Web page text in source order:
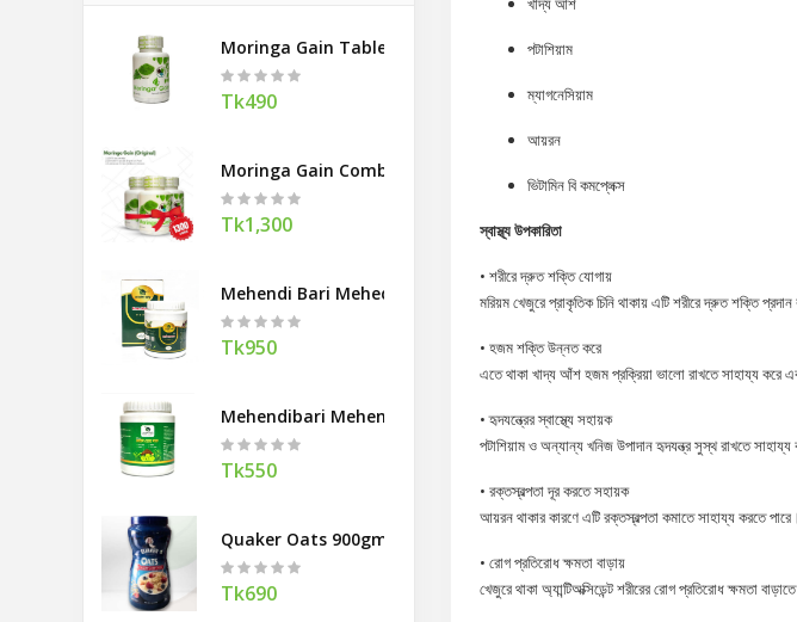
Moringa Gain Tablel 90
Tk490
Moringa Gain Combo Offer
Tk1,300
Mehendi Bari Mehedi Hair Pack 400gm
Tk950
Mehendibari Mehendi Hair Pack 200gm
Tk550
Quaker Oats 900gm
Tk690
পটাশিয়াম
ম্যাগনেসিয়াম
আয়রন
ভিটামিন বি কমপ্লেক্স
স্বাস্থ্য উপকারিতা
• শরীরে দ্রুত শক্তি যোগায়
মরিয়ম খেজুরে প্রাকৃতিক চিনি থাকায় এটি শরীরে দ্রুত শক্তি
• হজম শক্তি উন্নত করে
এতে থাকা খাদ্য আঁশ হজম প্রক্রিয়া ভালো রাখতে সাহায্য করে
• হৃদযন্ত্রের স্বাস্থ্যে সহায়ক
পটাশিয়াম ও অন্যান্য খনিজ উপাদান হৃদযন্ত্র সুস্থ রাখতে সাহায্য
• রক্তস্বল্পতা দূর করতে সহায়ক
আয়রন থাকার কারণে এটি রক্তস্বল্পতা কমাতে সাহায্য করতে পারে।
• রোগ প্রতিরোধ ক্ষমতা বাড়ায়
খেজুরে থাকা অ্যান্টিঅক্সিডেন্ট শরীরের রোগ প্রতিরোধ ক্ষমতা